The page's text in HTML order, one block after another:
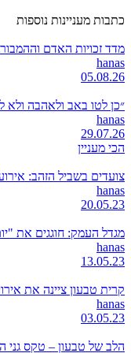
כתבות מעניינות נוספות
מדד זכויות האדם
hanas
05.08.26
״כן לטו באב ולאהבה ולא
hanas
29.07.26
הכי מעניין
צועדים בשביל הזהב:
hanas
20.05.23
מגדל העמק: חוגגים את
hanas
13.05.23
קרית טבעון ציינה את אירועי
hanas
03.05.23